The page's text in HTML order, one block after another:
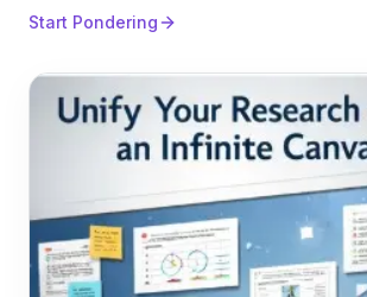
Start Pondering